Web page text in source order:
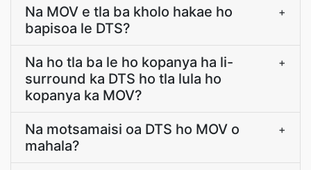
Na MOV e tla ba kholo hakae ho
bapisoa le DTS?
+
Na ho tla ba le ho kopanya ha li-
surround ka DTS ho tla lula ho
kopanya ka MOV?
+
Na motsamaisi oa DTS ho MOV o
mahala?
+